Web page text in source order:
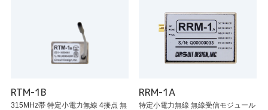
RTM-1B
315MHz帯 特定小電力無線 4接点 無
RRM-1A
特定小電力無線 無線受信モジュール